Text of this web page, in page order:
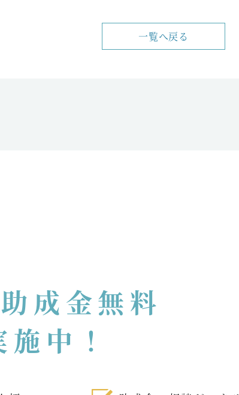
一覧へ戻る
成金無料
中！